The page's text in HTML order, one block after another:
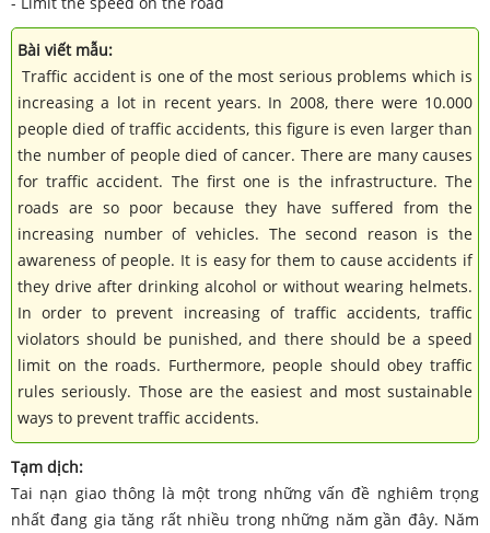
Bài viết mẫu:
Traffic accident is one of the most serious problems which is
increasing a lot in recent years. In 2008, there were 10.000
people died of traffic accidents, this figure is even larger than
the number of people died of cancer. There are many causes
for traffic accident. The first one is the infrastructure. The
roads are so poor because they have suffered from the
increasing number of vehicles. The second reason is the
awareness of people. It is easy for them to cause accidents if
they drive after drinking alcohol or without wearing helmets.
In order to prevent increasing of traffic accidents, traffic
violators should be punished, and there should be a speed
limit on the roads. Furthermore, people should obey traffic
rules seriously. Those are the easiest and most sustainable
ways to prevent traffic accidents.
Tạm dịch:
Tai nạn giao thông là một trong những vấn đề nghiêm trọng
nhất đang gia tăng rất nhiều trong những năm gần đây. Năm